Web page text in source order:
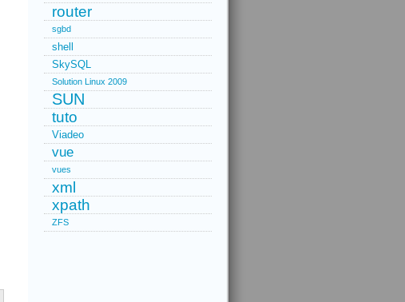
router
sgbd
shell
SkySQL
Solution Linux 2009
SUN
tuto
Viadeo
vue
vues
xml
xpath
ZFS